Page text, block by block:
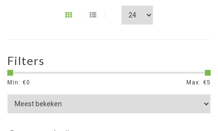
Filters
Min: €0 Max: €5